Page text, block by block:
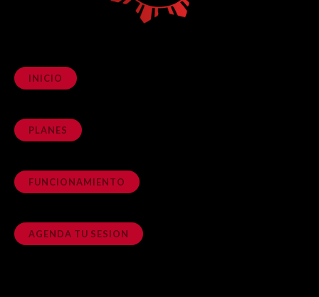
INICIO
PLANES
FUNCIONAMIENTO
AGENDA TU SESION